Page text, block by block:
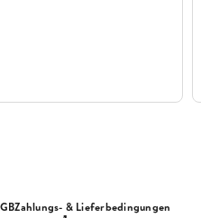
Zahlungs- & Lieferbedingungen